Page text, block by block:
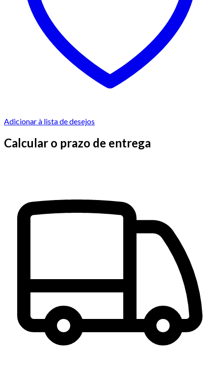
Adicionar à lista de desejos
Calcular o prazo de entrega